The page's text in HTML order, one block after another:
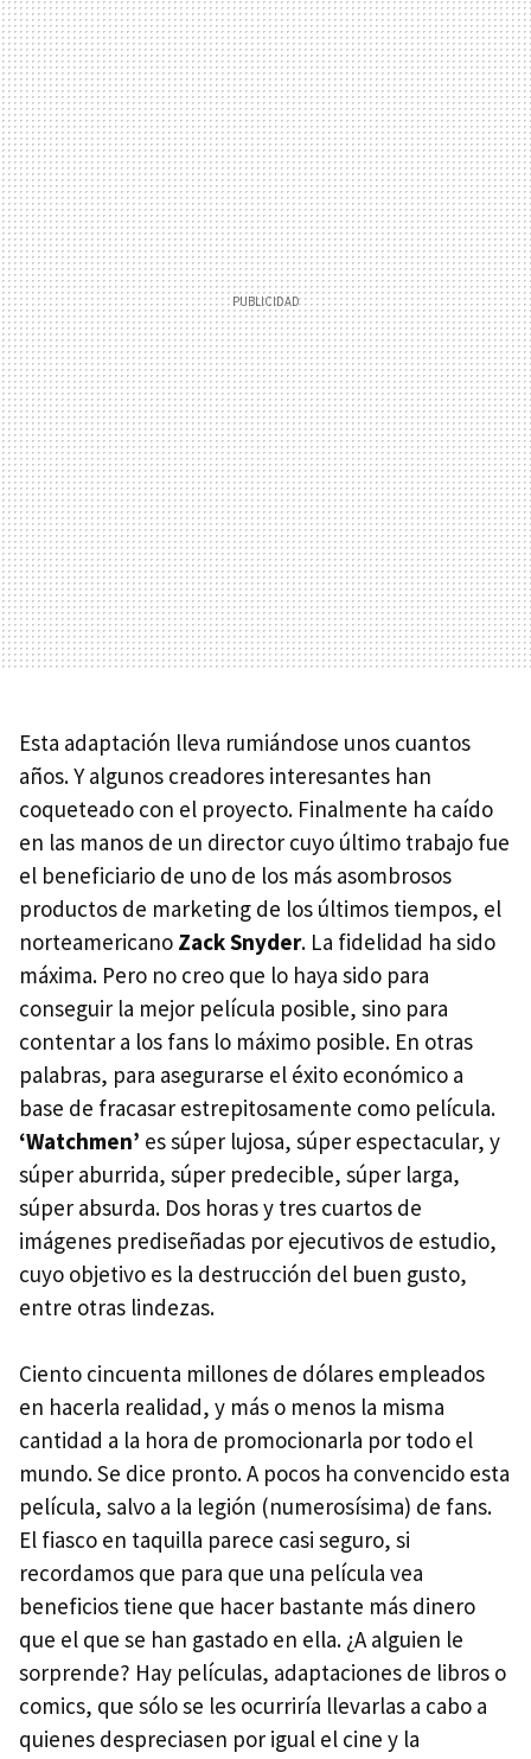
Esta adaptación lleva rumiándose unos cuantos
años. Y algunos creadores interesantes han
coqueteado con el proyecto. Finalmente ha caído
en las manos de un director cuyo último trabajo fue
el beneficiario de uno de los más asombrosos
productos de marketing de los últimos tiempos, el
norteamericano Zack Snyder. La fidelidad ha sido
máxima. Pero no creo que lo haya sido para
conseguir la mejor película posible, sino para
contentar a los fans lo máximo posible. En otras
palabras, para asegurarse el éxito económico a
base de fracasar estrepitosamente como película.
‘Watchmen’ es súper lujosa, súper espectacular, y
súper aburrida, súper predecible, súper larga,
súper absurda. Dos horas y tres cuartos de
imágenes prediseñadas por ejecutivos de estudio,
cuyo objetivo es la destrucción del buen gusto,
entre otras lindezas.
Ciento cincuenta millones de dólares empleados
en hacerla realidad, y más o menos la misma
cantidad a la hora de promocionarla por todo el
mundo. Se dice pronto. A pocos ha convencido esta
película, salvo a la legión (numerosísima) de fans.
El fiasco en taquilla parece casi seguro, si
recordamos que para que una película vea
beneficios tiene que hacer bastante más dinero
que el que se han gastado en ella. ¿A alguien le
sorprende? Hay películas, adaptaciones de libros o
comics, que sólo se les ocurriría llevarlas a cabo a
quienes despreciasen por igual el cine y la